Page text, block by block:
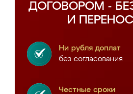
ДОГОВОРОМ -
И
Ни рубля доплат
без согласования
Честные сроки